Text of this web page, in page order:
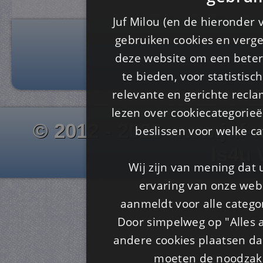
© 2012 - 2026
Juf Milou (en de
gebruiken cookies en
deze website om een
te bieden, voor
relevante en gerichte
lezen over
beslissen voor welke
Wij zijn van mening dat
ervaring van onze
aanmeldt voor alle
Door simpelweg op
andere cookies plaatsen
moeten de